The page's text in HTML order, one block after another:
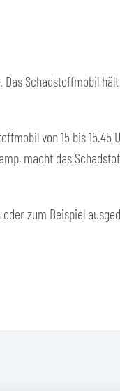
Schadstoffmobil
von 15 bis 15.45
macht das
zum Beispiel